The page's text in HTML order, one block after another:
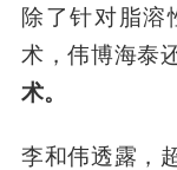
除了针对脂溶
术，伟博海泰
术。
李和伟透露，